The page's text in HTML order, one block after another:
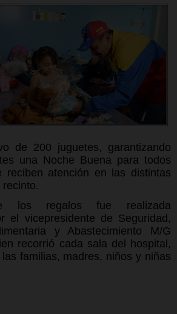
de 200 juguetes, garantizando
una Noche Buena para todos
reciben atención en las distintas
los regalos fue realizada
el vicepresidente de Seguridad,
y Abastecimiento M/G
recorrió cada sala del hospital,
familias, madres, niños y niñas